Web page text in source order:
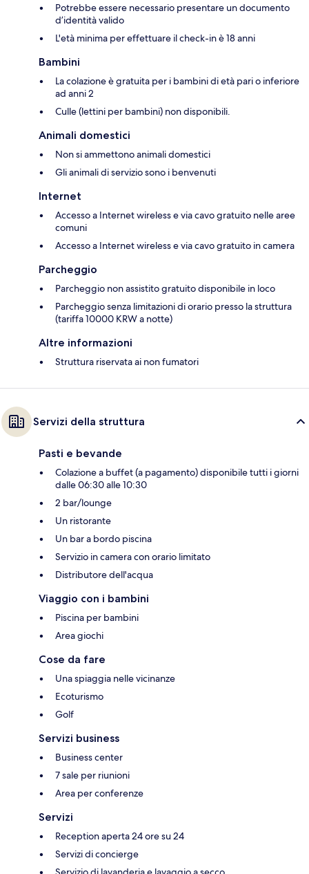
Potrebbe essere necessario presentare un documento
d’identità valido
L'età minima per effettuare il check-in è 18 anni
Bambini
La colazione è gratuita per i bambini di età pari o inferiore
ad anni 2
Culle (lettini per bambini) non disponibili.
Animali domestici
Non si ammettono animali domestici
Gli animali di servizio sono i benvenuti
Internet
Accesso a Internet wireless e via cavo gratuito nelle aree
comuni
Accesso a Internet wireless e via cavo gratuito in camera
Parcheggio
Parcheggio non assistito gratuito disponibile in loco
Parcheggio senza limitazioni di orario presso la struttura
(tariffa 10000 KRW a notte)
Altre informazioni
Struttura riservata ai non fumatori
Servizi della struttura
Pasti e bevande
Colazione a buffet (a pagamento) disponibile tutti i giorni
dalle 06:30 alle 10:30
2 bar/lounge
Un ristorante
Un bar a bordo piscina
Servizio in camera con orario limitato
Distributore dell'acqua
Viaggio con i bambini
Piscina per bambini
Area giochi
Cose da fare
Una spiaggia nelle vicinanze
Ecoturismo
Golf
Servizi business
Business center
7 sale per riunioni
Area per conferenze
Servizi
Reception aperta 24 ore su 24
Servizi di concierge